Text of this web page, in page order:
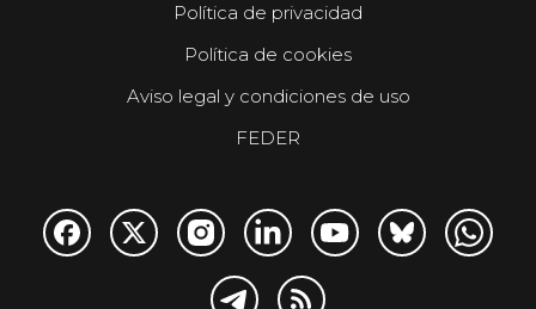
Política de privacidad
Política de cookies
Aviso legal y condiciones de uso
FEDER